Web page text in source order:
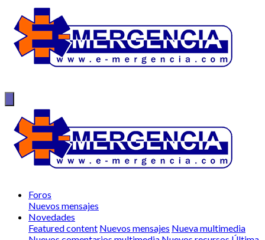
Foros
Nuevos mensajes
Novedades
Featured content Nuevos mensajes Nueva multimedia